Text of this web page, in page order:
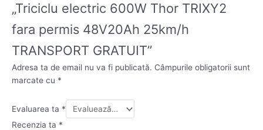
„Triciclu electric 600W Thor TRIXY2
fara permis 48V20Ah 25km/h
TRANSPORT GRATUIT”
Adresa ta de email nu va fi publicată. Câmpurile obligatorii sunt
marcate cu *
Evaluarea ta *
Recenzia ta *